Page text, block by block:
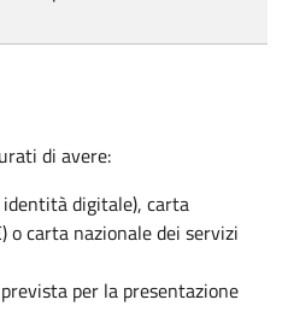
di avere:
identità digitale), carta
o carta nazionale dei servizi
per la presentazione